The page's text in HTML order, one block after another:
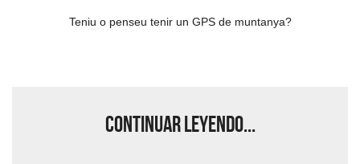
Teniu o penseu tenir un GPS de muntanya?
Continuar leyendo...